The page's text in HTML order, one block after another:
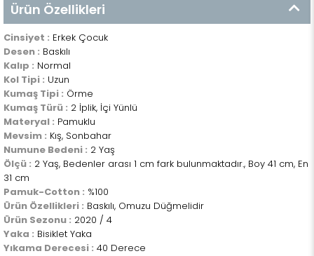
Ürün Özellikleri
Cinsiyet : Erkek Çocuk
Desen : Baskılı
Kalıp : Normal
Kol Tipi : Uzun
Kumaş Tipi : Örme
Kumaş Türü : 2 İplik, İçi Yünlü
Materyal : Pamuklu
Mevsim : Kış, Sonbahar
Numune Bedeni : 2 Yaş
Ölçü : 2 Yaş, Bedenler arası 1 cm fark bulunmaktadır., Boy 41 cm, En
31 cm
Pamuk-Cotton : %100
Ürün Özellikleri : Baskılı, Omuzu Düğmelidir
Ürün Sezonu : 2020 / 4
Yaka : Bisiklet Yaka
Yıkama Derecesi : 40 Derece